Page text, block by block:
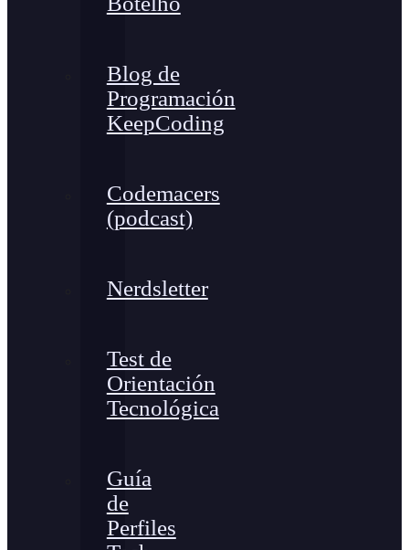
Blog de
Programación
KeepCoding
Codemacers
(podcast)
Nerdsletter
Test de
Orientación
Tecnológica
Guía
de
Perfiles